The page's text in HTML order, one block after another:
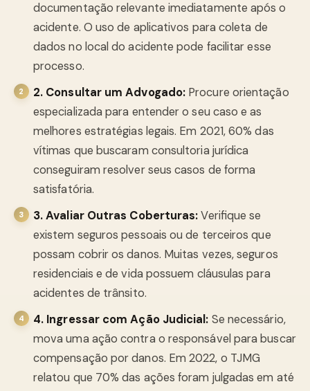
documentação relevante imediatamente após o
acidente. O uso de aplicativos para coleta de
dados no local do acidente pode facilitar esse
processo.
2. Consultar um Advogado: Procure orientação
especializada para entender o seu caso e as
melhores estratégias legais. Em 2021, 60% das
vítimas que buscaram consultoria jurídica
conseguiram resolver seus casos de forma
satisfatória.
3. Avaliar Outras Coberturas:Verifique se
existem seguros pessoais ou de terceiros que
possam cobrir os danos. Muitas vezes, seguros
residenciais e de vida possuem cláusulas para
acidentes de trânsito.
4. Ingressar com Ação Judicial: Se necessário,
mova uma ação contra o responsável para buscar
compensação por danos. Em 2022, o TJMG
relatou que 70% das ações foram julgadas em até